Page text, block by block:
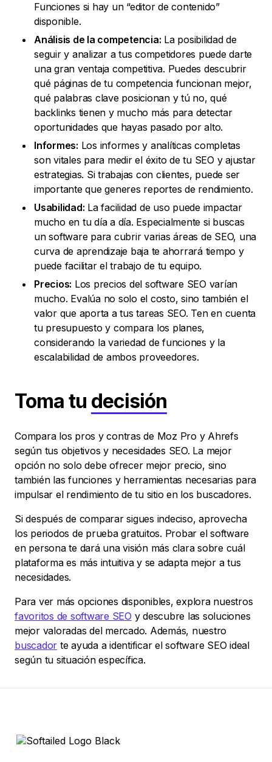
Funciones si hay un “editor de contenido”
disponible.
Análisis de la competencia: La posibilidad de
seguir y analizar a tus competidores puede darte
una gran ventaja competitiva. Puedes descubrir
qué páginas de tu competencia funcionan mejor,
qué palabras clave posicionan y tú no, qué
backlinks tienen y mucho más para detectar
oportunidades que hayas pasado por alto.
Informes: Los informes y analíticas completas
son vitales para medir el éxito de tu SEO y ajustar
estrategias. Si trabajas con clientes, puede ser
importante que generes reportes de rendimiento.
Usabilidad: La facilidad de uso puede impactar
mucho en tu día a día. Especialmente si buscas
un software para cubrir varias áreas de SEO, una
curva de aprendizaje baja te ahorrará tiempo y
puede facilitar el trabajo de tu equipo.
Precios: Los precios del software SEO varían
mucho. Evalúa no solo el costo, sino también el
valor que aporta a tus tareas SEO. Ten en cuenta
tu presupuesto y compara los planes,
considerando la variedad de funciones y la
escalabilidad de ambos proveedores.
Toma tu decisión
Compara los pros y contras de Moz Pro y Ahrefs
según tus objetivos y necesidades SEO. La mejor
opción no solo debe ofrecer mejor precio, sino
también las funciones y herramientas necesarias para
impulsar el rendimiento de tu sitio en los buscadores.
Si después de comparar sigues indeciso, aprovecha
los periodos de prueba gratuitos. Probar el software
en persona te dará una visión más clara sobre cuál
plataforma es más intuitiva y se adapta mejor a tus
necesidades.
Para ver más opciones disponibles, explora nuestros
favoritos de software SEO y descubre las soluciones
mejor valoradas del mercado. Además, nuestro
buscador te ayuda a identificar el software SEO ideal
según tu situación específica.